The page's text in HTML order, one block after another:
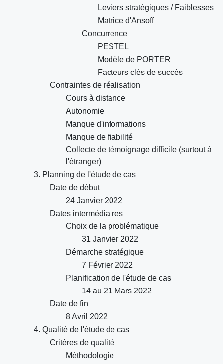
Leviers stratégiques / Faiblesses
Matrice d'Ansoff
Concurrence
PESTEL
Modèle de PORTER
Facteurs clés de succès
Contraintes de réalisation
Cours à distance
Autonomie
Manque d'informations
Manque de fiabilité
Collecte de témoignage difficile (surtout à
l'étranger)
3. Planning de l'étude de cas
Date de début
24 Janvier 2022
Dates intermédiaires
Choix de la problématique
31 Janvier 2022
Démarche stratégique
7 Février 2022
Planification de l'étude de cas
14 au 21 Mars 2022
Date de fin
8 Avril 2022
4. Qualité de l'étude de cas
Critères de qualité
Méthodologie